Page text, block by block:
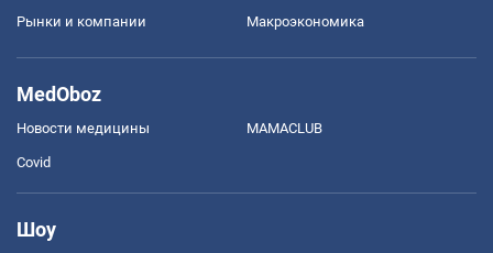
Рынки и компании Mакроэкономика
MedOboz
Новости медицины MAMACLUB
Covid
Шоу